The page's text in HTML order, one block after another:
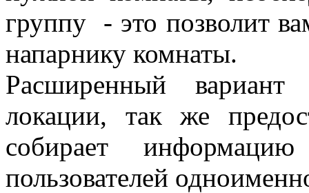
группу - это позволит
напарнику комнаты.
Расширенный
локации, так же
собирает
пользователей